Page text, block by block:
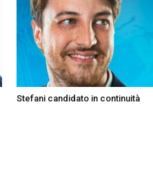
Stefani candidato in continuità